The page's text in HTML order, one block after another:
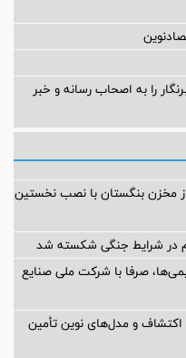
را به اصحاب رسانه و خبر
مخزن بنگستان با نصب نخستین
در شرایط جنگی شکسته شد
صرفا با شرکت ملی صنایع
و مدل‌های نوین تأمین